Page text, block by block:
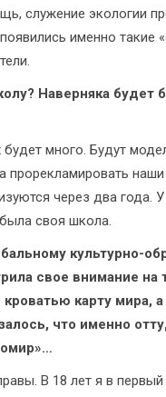
служение экологии
именно такие
Наверняка
много. Будут
наши
через два года.
своя школа.
культурно-
свое внимание
карту мира,
что именно
В 18 лет я в первый